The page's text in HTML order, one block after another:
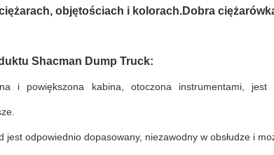
objętościach i kolorach.Dobra
Shacman Dump Truck:
i powiększona kabina, otoczona instrumentami,
jest odpowiednio dopasowany, niezawodny w obsłudze i